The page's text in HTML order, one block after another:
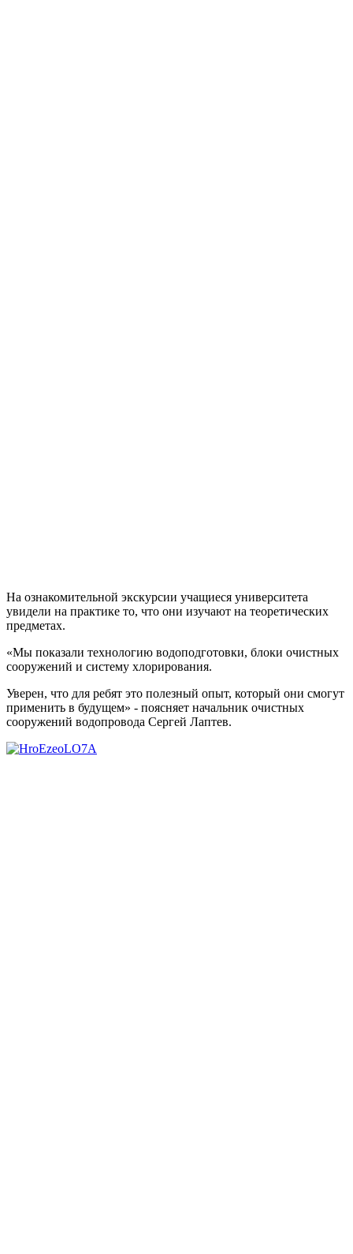
На ознакомительной экскурсии учащиеся университета
увидели на практике то, что они изучают на теоретических
предметах.
«Мы показали технологию водоподготовки, блоки очистных
сооружений и систему хлорирования.
Уверен, что для ребят это полезный опыт, который они смогут
применить в будущем» - поясняет начальник очистных
сооружений водопровода Сергей Лаптев.